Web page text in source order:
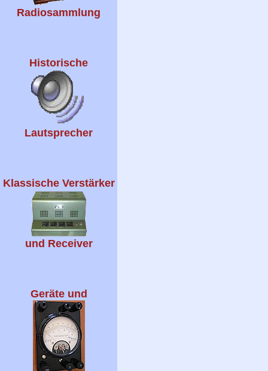
Radiosammlung
Historische
Lautsprecher
Klassische Verstärker
und Receiver
Geräte und